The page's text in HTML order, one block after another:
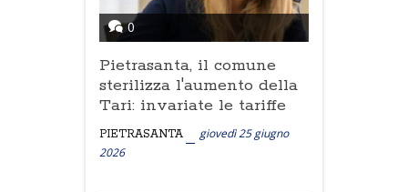
0
Pietrasanta, il comune
sterilizza l'aumento della
Tari: invariate le tariffe
PIETRASANTA
giovedì 25 giugno
2026